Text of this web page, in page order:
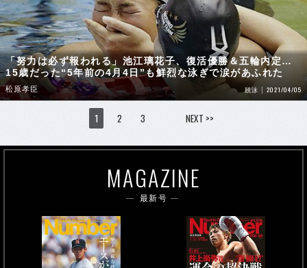
「努力は必ず報われる」池江璃花子、復活優勝＆五輪内定…
15歳だった“5年前の4月4日”も鮮烈な泳ぎで涙があふれた
松原孝臣 競泳 2021/04/05
1 2 3 NEXT >>
MAGAZINE
最新号